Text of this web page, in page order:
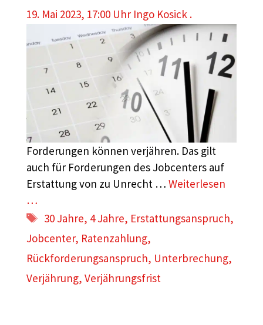
19. Mai 2023, 17:00 Uhr Ingo Kosick .
Forderungen können verjähren. Das gilt
auch für Forderungen des Jobcenters auf
Erstattung von zu Unrecht … Weiterlesen
…
Schlagwörter
30 Jahre, 4 Jahre, Erstattungsanspruch,
Jobcenter, Ratenzahlung,
Rückforderungsanspruch, Unterbrechung,
Verjährung, Verjährungsfrist